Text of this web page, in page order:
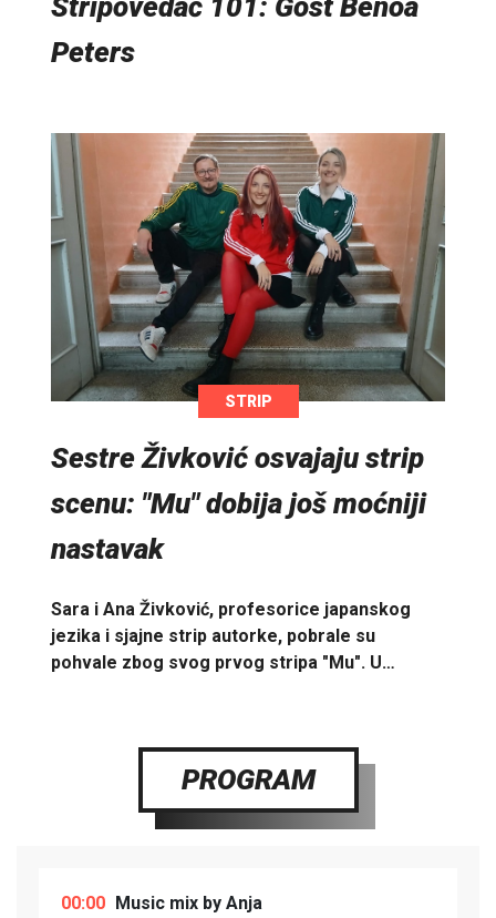
Stripovedač 101: Gost Benoa
Peters
STRIP
Sestre Živković osvajaju strip
scenu: "Mu" dobija još moćniji
nastavak
Sara i Ana Živković, profesorice japanskog
jezika i sjajne strip autorke, pobrale su
pohvale zbog svog prvog stripa "Mu". U…
PROGRAM
00:00 Music mix by Anja